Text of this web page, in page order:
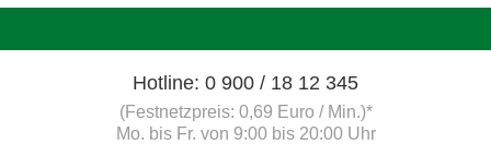
Hotline: 0 900 / 18 12 345
(Festnetzpreis: 0,69 Euro / Min.)*
Mo. bis Fr. von 9:00 bis 20:00 Uhr